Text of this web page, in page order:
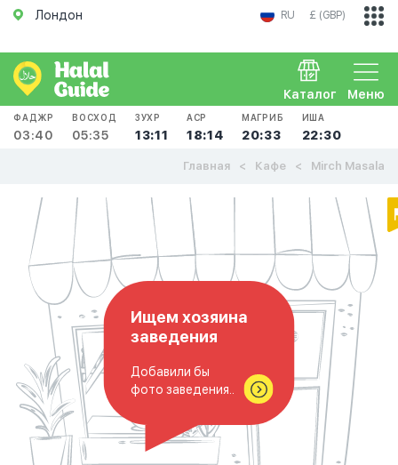
Лондон RU £ (GBP)
Меню
Каталог
ФАДЖР
03:40
ВОСХОД
05:35
ЗУХР
13:11
АСР
18:14
МАГРИБ
20:33
ИША
22:30
Главная Кафе Mirch Masala
Ищем хозяина
заведения
Добавили бы
фото заведения..